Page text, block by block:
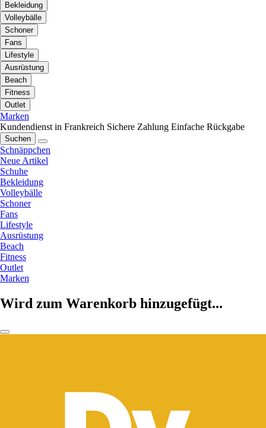
Bekleidung
Volleybälle
Schoner
Fans
Lifestyle
Ausrüstung
Beach
Fitness
Outlet
Marken
Kundendienst in Frankreich Sichere Zahlung Einfache Rückgabe
Suchen
Schnäppchen
Neue Artikel
Schuhe
Bekleidung
Volleybälle
Schoner
Fans
Lifestyle
Ausrüstung
Beach
Fitness
Outlet
Marken
Wird zum Warenkorb hinzugefügt...